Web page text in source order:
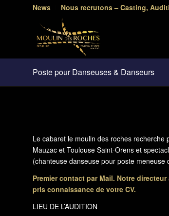
News Nous recrutons – Casting,
Poste pour Danseuses & Danseurs
Le cabaret le moulin des roches
Mauzac et Toulouse Saint-Orens et
(chanteuse danseuse pour poste meneuse
Premier contact par Mail. Notre
pris connaissance de votre CV.
LIEU DE L’AUDITION